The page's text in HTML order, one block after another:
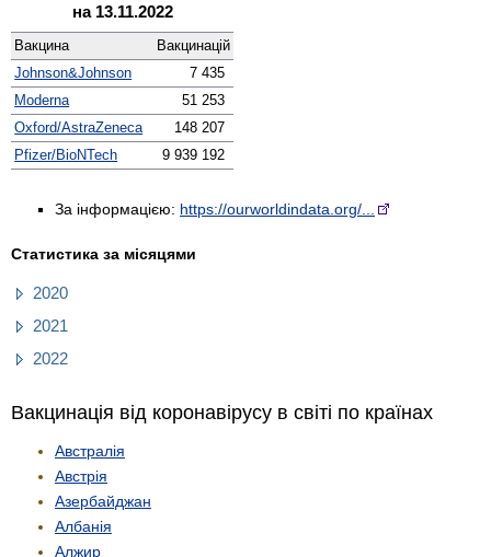
на 13.11.2022
Вакцина
Вакцинацій
Johnson&Johnson
7 435
Moderna
51 253
Oxford/AstraZeneca
148 207
Pfizer/BioNTech
9 939 192
За інформацією: https://ourworldindata.org/...
Статистика за місяцями
2020
2021
2022
Вакцинація від коронавірусу в світі по країнах
Австралія
Австрія
Азербайджан
Албанія
Алжир